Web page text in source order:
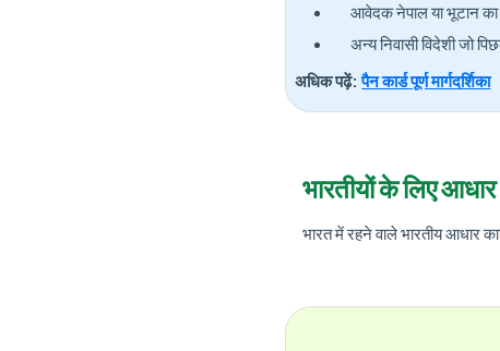
आवेदक नेपाल या भूटान का
अन्य निवासी विदेशी जो
अधिक पढ़ें:पैन कार्ड पूर्ण मार्गदर्शिका
भारतीयों के लिए आधार
भारत में रहने वाले भारतीय आधार